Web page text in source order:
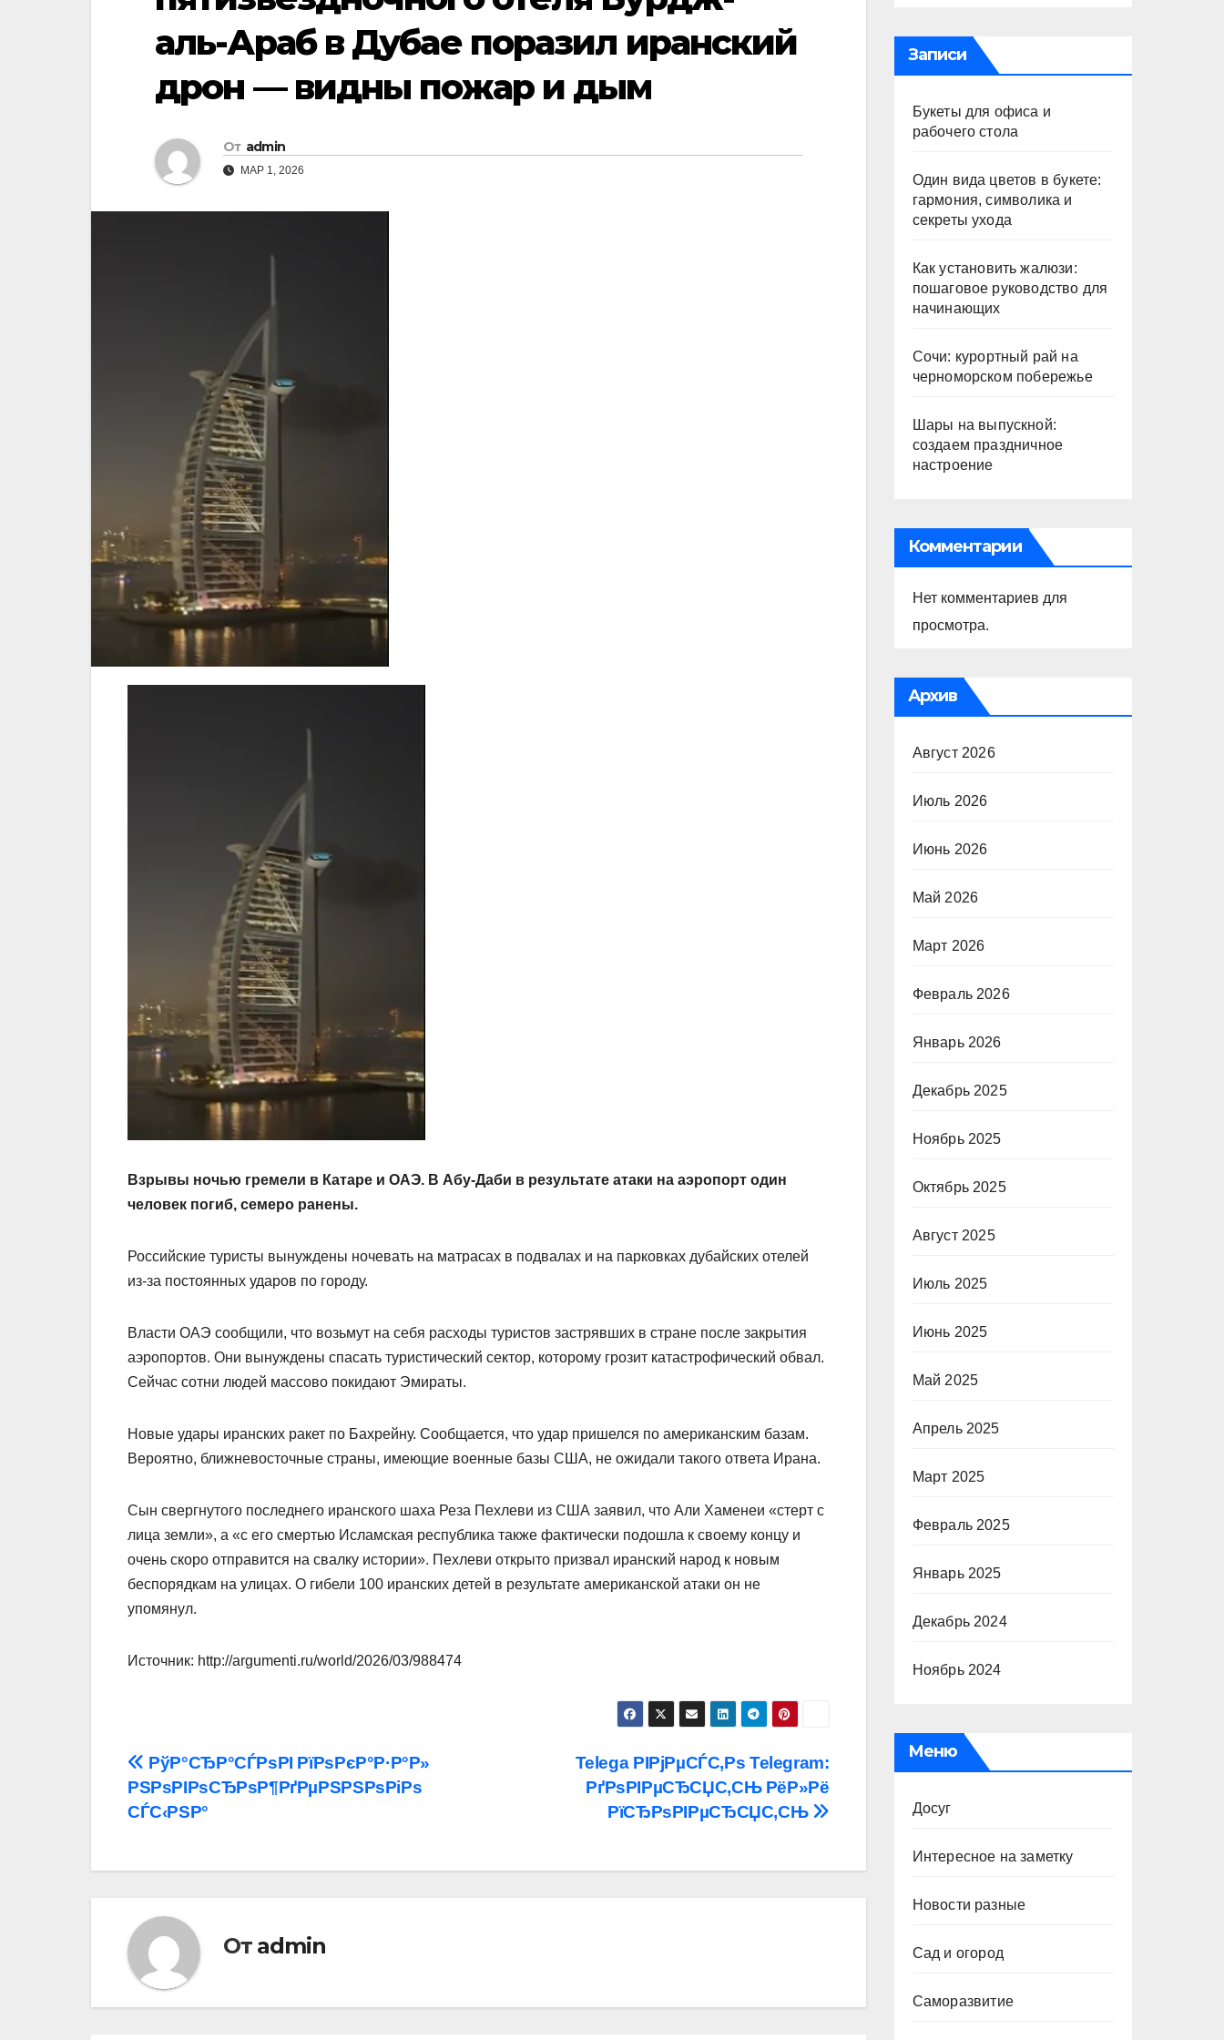
аль-Араб в Дубае поразил иранский
дрон — видны пожар и дым
От admin
МАР 1, 2026
Взрывы ночью гремели в Катаре и ОАЭ. В Абу-Даби в результате атаки на аэропорт один
человек погиб, семеро ранены.
Российские туристы вынуждены ночевать на матрасах в подвалах и на парковках дубайских отелей
из-за постоянных ударов по городу.
Власти ОАЭ сообщили, что возьмут на себя расходы туристов застрявших в стране после закрытия
аэропортов. Они вынуждены спасать туристический сектор, которому грозит катастрофический обвал.
Сейчас сотни людей массово покидают Эмираты.
Новые удары иранских ракет по Бахрейну. Сообщается, что удар пришелся по американским базам.
Вероятно, ближневосточные страны, имеющие военные базы США, не ожидали такого ответа Ирана.
Сын свергнутого последнего иранского шаха Реза Пехлеви из США заявил, что Али Хаменеи «стерт с
лица земли», а «с его смертью Исламская республика также фактически подошла к своему концу и
очень скоро отправится на свалку истории». Пехлеви открыто призвал иранский народ к новым
беспорядкам на улицах. О гибели 100 иранских детей в результате американской атаки он не
упомянул.
Источник: http://argumenti.ru/world/2026/03/988474
Навигация
по
Telega РІРјРµСЃС‚Рѕ Telegram:
РґРѕРІРµСЂСЏС‚СЊ РёР»Рё
РїСЂРѕРІРµСЂСЏС‚СЊ
РўР°СЂР°СЃРѕРІ РїРѕРєР°Р·Р°Р»
РЅРѕРІРѕСЂРѕР¶РґРµРЅРЅРѕРіРѕ
СЃС‹РЅР°
От admin
Записи
Букеты для офиса и
рабочего стола
Один вида цветов в букете:
гармония, символика и
секреты ухода
Как установить жалюзи:
пошаговое руководство для
начинающих
Сочи: курортный рай на
черноморском побережье
Шары на выпускной:
создаем праздничное
настроение
Комментарии
Нет комментариев для
просмотра.
Архив
Август 2026
Июль 2026
Июнь 2026
Май 2026
Март 2026
Февраль 2026
Январь 2026
Декабрь 2025
Ноябрь 2025
Октябрь 2025
Август 2025
Июль 2025
Июнь 2025
Май 2025
Апрель 2025
Март 2025
Февраль 2025
Январь 2025
Декабрь 2024
Ноябрь 2024
Меню
Досуг
Интересное на заметку
Новости разные
Сад и огород
Саморазвитие